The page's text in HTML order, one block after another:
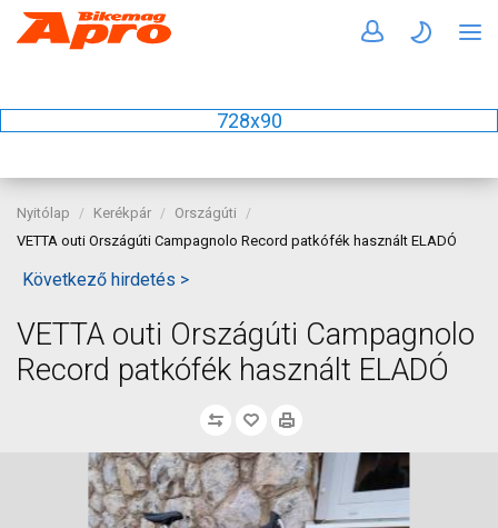
728x90
Nyitólap Kerékpár
Országúti
VETTA outi Országúti Campagnolo Record patkófék használt ELADÓ
Következő hirdetés >
VETTA outi Országúti Campagnolo
Record patkófék használt ELADÓ